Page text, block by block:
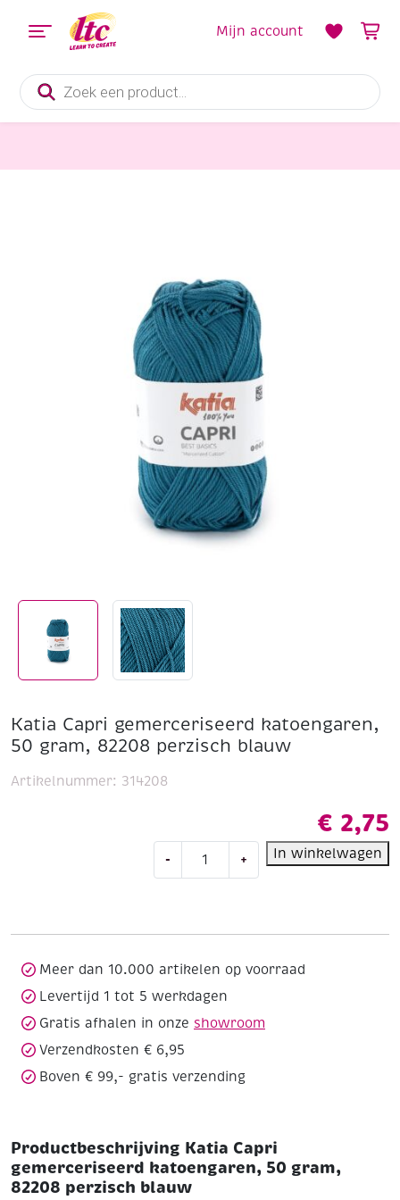
Producten
zoeken
Mijn account
Katia Capri gemerceriseerd katoengaren,
50 gram, 82208 perzisch blauw
€ 2,75
-
82208
aantal
+ In winkelwagen
Artikelnummer: 314208
Meer dan 10.000 artikelen op voorraad
Levertijd 1 tot 5 werkdagen
Gratis afhalen in onze showroom
Verzendkosten € 6,95
Boven € 99,- gratis verzending
Productbeschrijving Katia Capri
gemerceriseerd katoengaren, 50 gram,
82208 perzisch blauw